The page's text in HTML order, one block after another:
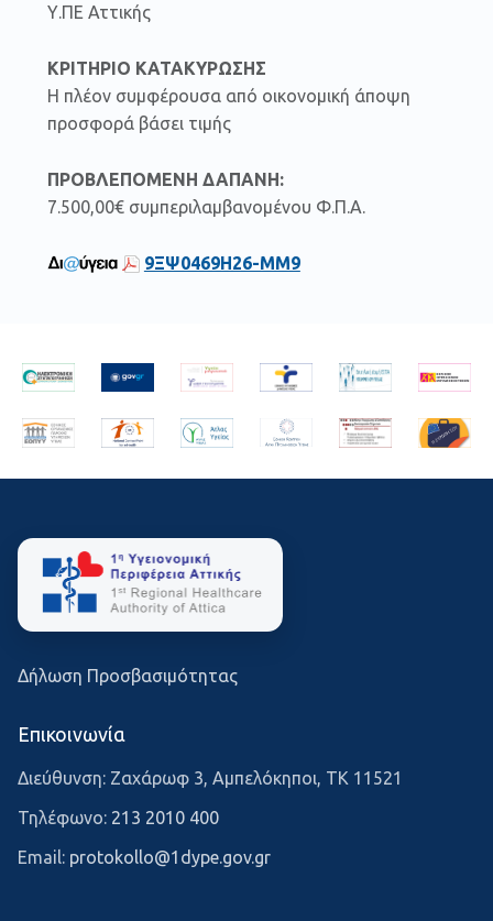
Υ.ΠΕ Αττικής
ΚΡΙΤΗΡΙΟ ΚΑΤΑΚΥΡΩΣΗΣ
Η πλέον συμφέρουσα από οικονομική άποψη
προσφορά βάσει τιμής
ΠΡΟΒΛΕΠΟΜΕΝΗ ΔΑΠΑΝΗ:
7.500,00€ συμπεριλαμβανομένου Φ.Π.Α.
9ΞΨ0469Η26-ΜΜ9
Δήλωση Προσβασιμότητας
Επικοινωνία
Διεύθυνση: Ζαχάρωφ 3, Αμπελόκηποι, ΤΚ 11521
Τηλέφωνο: 213 2010 400
Email: protokollo@1dype.gov.gr